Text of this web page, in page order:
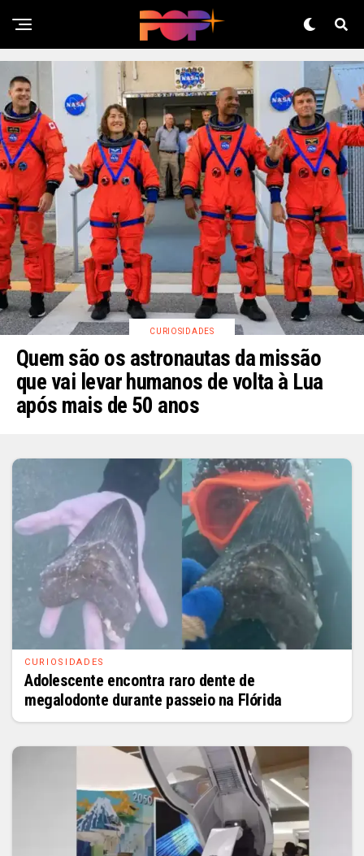
CURIOSIDADES
Quem são os astronautas da missão
que vai levar humanos de volta à Lua
após mais de 50 anos
CURIOSIDADES
Adolescente encontra raro dente de
megalodonte durante passeio na Flórida